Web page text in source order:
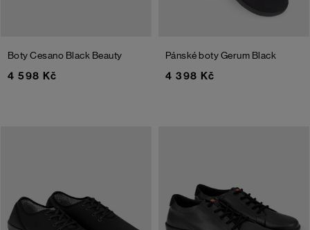
Boty Cesano Black Beauty
4 598 Kč
Pánské boty Gerum Black
4 398 Kč